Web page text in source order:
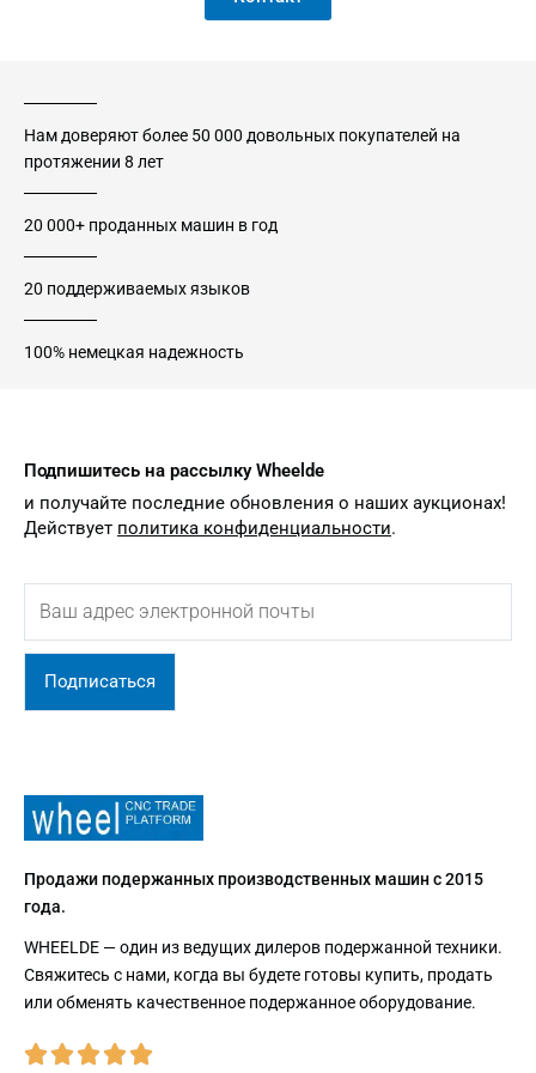
Нам доверяют более 50 000 довольных покупателей на
протяжении 8 лет
20 000+ проданных машин в год
20 поддерживаемых языков
100% немецкая надежность
Подпишитесь на рассылку Wheelde
и получайте последние обновления о наших аукционах!
Действует политика конфиденциальности.
Подписаться
Продажи подержанных производственных машин с 2015
года.
WHEELDE — один из ведущих дилеров подержанной техники.
Свяжитесь с нами, когда вы будете готовы купить, продать
или обменять качественное подержанное оборудование.